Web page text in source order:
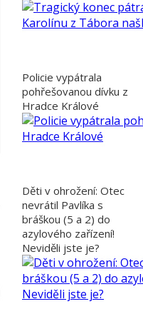
Policie vypátrala
pohřešovanou dívku z
Hradce Králové
Děti v ohrožení: Otec
nevrátil Pavlíka s
bráškou (5 a 2) do
azylového zařízení!
Neviděli jste je?